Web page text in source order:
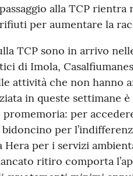
alla TCP
per aumentare la
TCP sono in arrivo
di Imola,
attività che non hanno
in queste settimane è
per
per
per i servizi
ritiro comporta